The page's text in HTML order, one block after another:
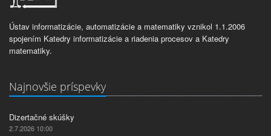
Ústav informatizácie, automatizácie a matematiky vznikol 1.1.2006
spojením Katedry informatizácie a riadenia procesov a Katedry
matematiky.
Najnovšie príspevky
Dizertačné skúšky
2.7.2026 10:00